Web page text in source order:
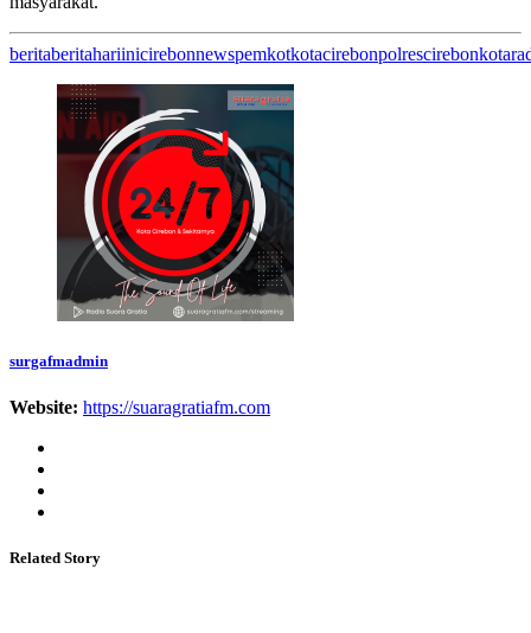
beritaberitahariinicirebonnewspemkotkotacirebonpolrescirebonkota
surgafmadmin
Website: https://suaragratiafm.com
Related Story